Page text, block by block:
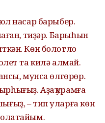
насар барыбер.
тиҙәр. Барыһын
Көн болотло
та килә алмай.
мунса өлгөрөр.
Аҙаҡ урамға
– тип уларға көн
олатайым.